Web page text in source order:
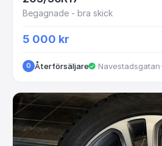
Begagnade - bra skick
5 000 kr
O Återförsäljare ·Navestadsgatan·